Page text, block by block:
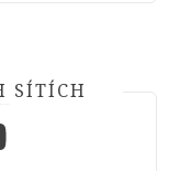
SÍTÍCH